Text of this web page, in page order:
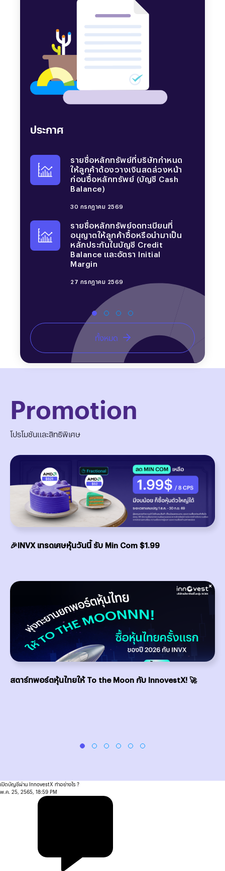
ประกาศ
รายชื่อหลักทรัพย์จดทะเบียนที่
อนุญาตให้ลูกค้าซื้อหรือนำมาเป็น
หลักประกันในบัญชี Credit
Balance และอัตรา Initial
รายชื่อหลักทรัพย์ที่บริษัทกำหนด
ให้ลูกค้าต้องวางเงินสดล่วงหน้า
ก่อนซื้อหลักทรัพย์ (บัญชี Cash
Balance)
28 พฤษภาคม 2569
รายชื่อหลักทรัพย์ที่บริษัทกำหนด
ให้ลูกค้าต้องวางเงินสดล่วงหน้า
ก่อนซื้อหลักทรัพย์ (บัญชี Cash
Balance)
30 กรกฎาคม 2569
รายชื่อหลักทรัพย์จดทะเบียนที่
อนุญาตให้ลูกค้าซื้อหรือนำมาเป็น
หลักประกันในบัญชี Credit
Balance และอัตรา Initial
Margin
27 กรกฎาคม 2569
รายชื่อหลักทรัพย์จดทะเบียนที่
อนุญาตให้ลูกค้าซื้อหรือนำมาเป็น
หลักประกันในบัญชี Credit
Balance และอัตรา Initial
รายชื่อหลักทรัพย์จดทะเบียนที่
อนุญาตให้ลูกค้าซื้อหรือนำมาเป็น
หลักประกันในบัญชี Credit
Balance และอัตรา Initial
30 มิถุนายน 2569
รายชื่อหลักทรัพย์จดทะเบียนที่
อนุญาตให้ลูกค้าซื้อหรือนำมาเป็น
หลักประกันในบัญชี Credit
Balance และอัตรา Initial
รายชื่อหลักทรัพย์ที่บริษัทกำหนด
ให้ลูกค้าต้องวางเงินสดล่วงหน้า
ก่อนซื้อหลักทรัพย์ (บัญชี Cash
Balance)
17 มิถุนายน 2569
รายชื่อหลักทรัพย์จดทะเบียนที่
อนุญาตให้ลูกค้าซื้อหรือนำมาเป็น
หลักประกันในบัญชี Credit
Balance และอัตรา Initial
รายชื่อหลักทรัพย์ที่บริษัทกำหนด
ให้ลูกค้าต้องวางเงินสดล่วงหน้า
ก่อนซื้อหลักทรัพย์ (บัญชี Cash
Balance)
28 พฤษภาคม 2569
รายชื่อหลักทรัพย์ที่บริษัทกำหนด
ให้ลูกค้าต้องวางเงินสดล่วงหน้า
ก่อนซื้อหลักทรัพย์ (บัญชี Cash
Balance)
30 กรกฎาคม 2569
รายชื่อหลักทรัพย์จดทะเบียนที่
อนุญาตให้ลูกค้าซื้อหรือนำมาเป็น
หลักประกันในบัญชี Credit
Balance และอัตรา Initial
Margin
27 กรกฎาคม 2569
ทั้งหมด
Promotion
โปรโมชันและสิทธิพิเศษ
🎉INVX เทรดเศษหุ้นวันนี้ รับ Min Com $1.99
สตาร์ทพอร์ตหุ้นไทยให้ To the Moon กับ InnovestX! 🚀
เปิดบัญชีผ่าน InnovestX ทำอย่างไร ?
พ.ค. 25, 2565, 18:59 PM